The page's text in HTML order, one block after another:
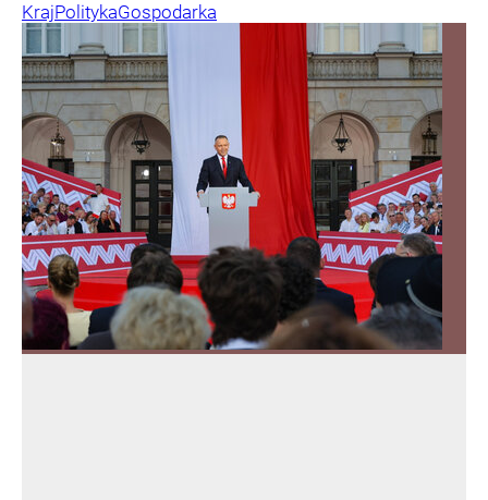
KrajPolitykaGospodarka